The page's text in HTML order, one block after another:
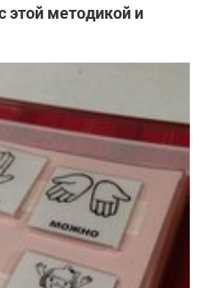
этой методикой и